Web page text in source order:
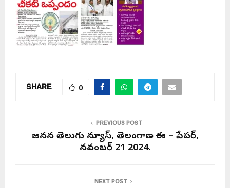
SHARE 0
PREVIOUS POST
జనసేన తెలుగు న్యూస్, తెలంగాణ ఈ – పేపర్,
నవంబర్ 21 2024.
NEXT POST